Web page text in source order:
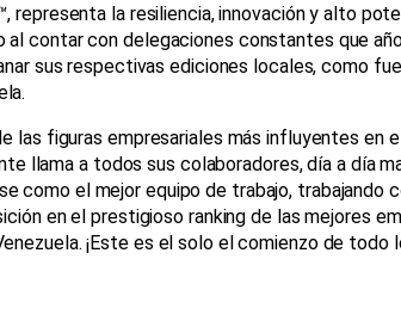
, representa la resiliencia, innovación y alto
contar con delegaciones constantes que
sus respectivas ediciones locales, como
las figuras empresariales más influyentes en
llama a todos sus colaboradores, día a día
como el mejor equipo de trabajo, trabajando
en el prestigioso ranking de las mejores
¡Este es el solo el comienzo de todo